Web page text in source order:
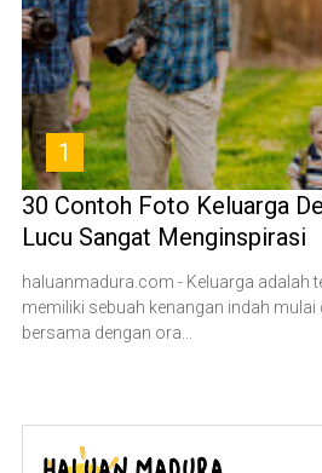
1
30 Contoh Foto Keluarga
Lucu Sangat Menginspirasi
haluanmadura.com - Keluarga adalah
memiliki sebuah kenangan indah
bersama dengan ora...